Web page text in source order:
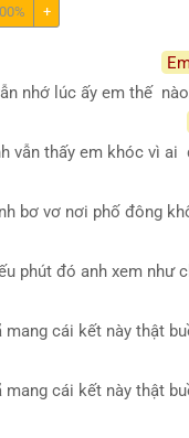
+
nhớ lúc ấy em thế
vẫn thấy em khóc vì ai
bơ vơ nơi phố đông
phút đó anh xem như
mang cái kết này thật
mang cái kết này thật